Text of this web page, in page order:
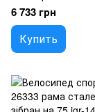
зібран на 75
6 733 грн
Купить